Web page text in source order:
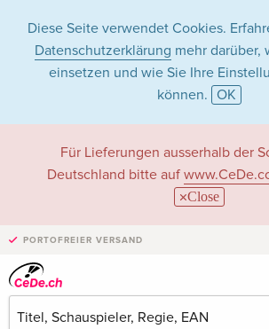
Diese Seite verwendet Cookies.
Datenschutzerklärung mehr darüber,
einsetzen und wie Sie Ihre
können. OK
Für Lieferungen ausserhalb der
Deutschland bitte auf
Close
PORTOFREIER VERSAND